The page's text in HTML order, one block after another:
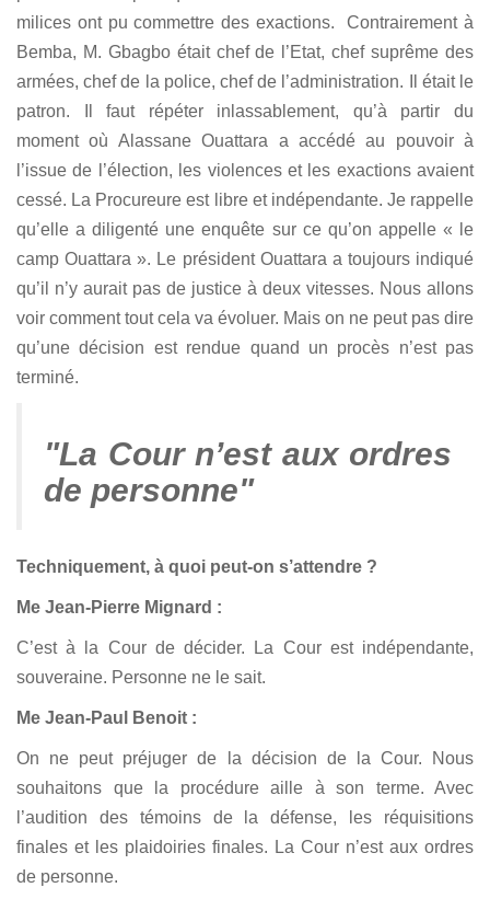
milices ont pu commettre des exactions. Contrairement à
Bemba, M. Gbagbo était chef de l’Etat, chef suprême des
armées, chef de la police, chef de l’administration. Il était le
patron. Il faut répéter inlassablement, qu’à partir du
moment où Alassane Ouattara a accédé au pouvoir à
l’issue de l’élection, les violences et les exactions avaient
cessé. La Procureure est libre et indépendante. Je rappelle
qu’elle a diligenté une enquête sur ce qu’on appelle « le
camp Ouattara ». Le président Ouattara a toujours indiqué
qu’il n’y aurait pas de justice à deux vitesses. Nous allons
voir comment tout cela va évoluer. Mais on ne peut pas dire
qu’une décision est rendue quand un procès n’est pas
terminé.
"La Cour n’est aux ordres
de personne"
Techniquement, à quoi peut-on s’attendre ?
Me Jean-Pierre Mignard :
C’est à la Cour de décider. La Cour est indépendante,
souveraine. Personne ne le sait.
Me Jean-Paul Benoit :
On ne peut préjuger de la décision de la Cour. Nous
souhaitons que la procédure aille à son terme. Avec
l’audition des témoins de la défense, les réquisitions
finales et les plaidoiries finales. La Cour n’est aux ordres
de personne.